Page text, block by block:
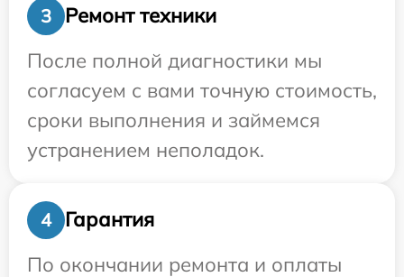
3
Ремонт техники
После полной диагностики мы
согласуем с вами точную стоимость,
сроки выполнения и займемся
устранением неполадок.
4
Гарантия
По окончании ремонта и оплаты